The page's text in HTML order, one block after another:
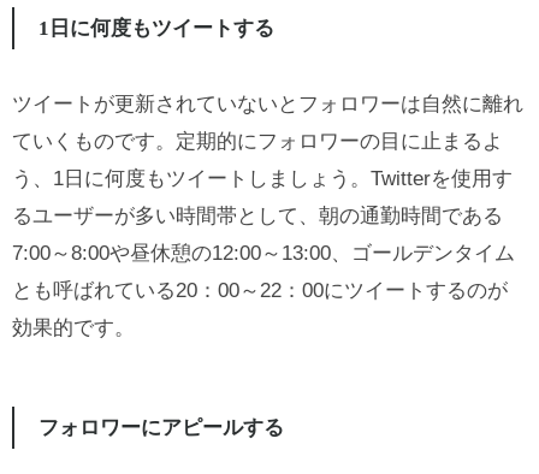
1日に何度もツイートする
ツイートが更新されていないとフォロワーは自然に離れ
ていくものです。定期的にフォロワーの目に止まるよ
う、1日に何度もツイートしましょう。Twitterを使用す
るユーザーが多い時間帯として、朝の通勤時間である
7:00～8:00や昼休憩の12:00～13:00、ゴールデンタイム
とも呼ばれている20：00～22：00にツイートするのが
効果的です。
フォロワーにアピールする